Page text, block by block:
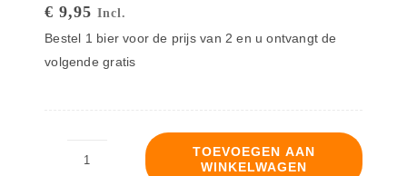
€ 9,95 Incl.
Bestel 1 bier voor de prijs van 2 en u ontvangt de
volgende gratis
TOEVOEGEN AAN
WINKELWAGEN